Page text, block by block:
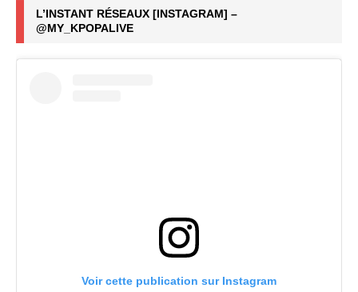
L’INSTANT RÉSEAUX [INSTAGRAM] –
@MY_KPOPALIVE
Voir cette publication sur Instagram